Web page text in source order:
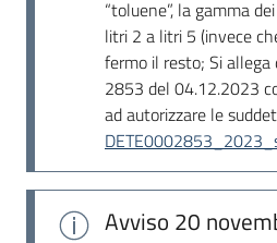
“toluene”, la gamma
litri 2 a litri 5 (invece
fermo il resto; Si
2853 del 04.12.2023
ad autorizzare le
Avviso 20